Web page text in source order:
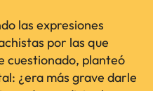
las expresiones
por las que
cuestionado, planteó
¿era más grave darle